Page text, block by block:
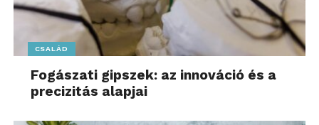
CSALÁD
Fogászati gipszek: az innováció és a
precizitás alapjai